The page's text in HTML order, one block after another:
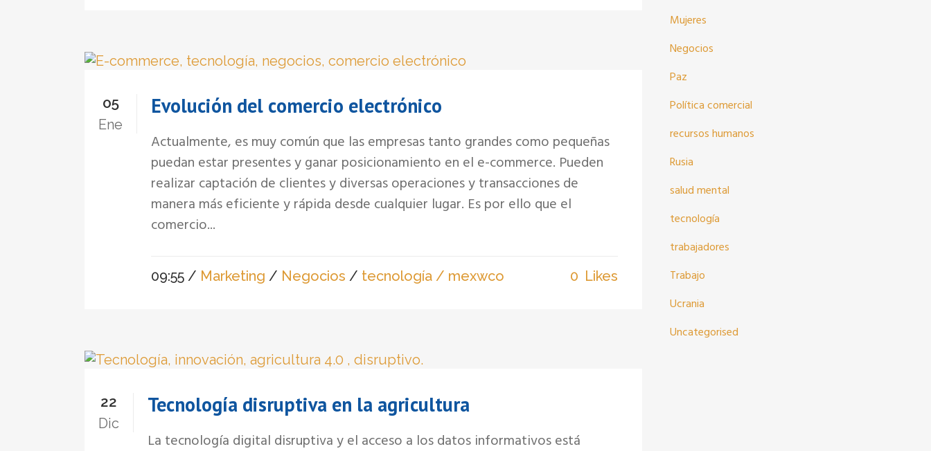
05
Ene
Evolución del comercio electrónico
Actualmente, es muy común que las empresas tanto grandes como pequeñas
puedan estar presentes y ganar posicionamiento en el e-commerce. Pueden
realizar captación de clientes y diversas operaciones y transacciones de
manera más eficiente y rápida desde cualquier lugar. Es por ello que el
comercio...
09:55 / Marketing / Negocios / tecnología / mexwco 0 Likes
22
Dic
Tecnología disruptiva en la agricultura
La tecnología digital disruptiva y el acceso a los datos informativos está
Mujeres
Negocios
Paz
Política comercial
recursos humanos
Rusia
salud mental
tecnología
trabajadores
Trabajo
Ucrania
Uncategorised